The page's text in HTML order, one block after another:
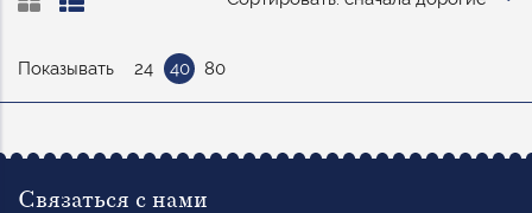
Показывать 24 40 80
Связаться с нами